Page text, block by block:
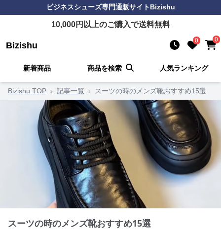
ビジネスシューズ専門通販サイトBizishu
10,000円以上のご購入で送料無料
Bizishu 0 0
新着商品 商品を検索 人気ランキング
Bizishu TOP › 記事一覧 › スーツの時のメンズ靴おすすめ15選
スーツの時のメンズ靴おすすめ15選